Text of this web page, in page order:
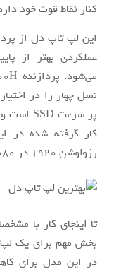
کنار نقاط قوت خود
عملکردی بهتر از
نسل چهار را در
رزولوشن 1920 در 1080 است.
تا اینجای کار با
بخش مهم برای یک
در این مدل برای